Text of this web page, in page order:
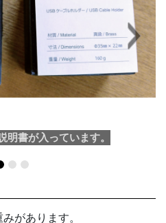
明書が入っています。
Next
があります。